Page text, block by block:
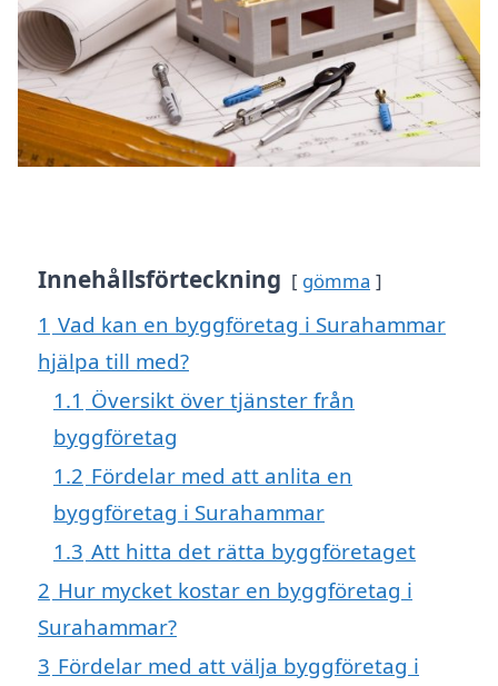
Innehållsförteckning gömma
1 Vad kan en byggföretag i Surahammar
hjälpa till med?
1.1 Översikt över tjänster från
byggföretag
1.2 Fördelar med att anlita en
byggföretag i Surahammar
1.3 Att hitta det rätta byggföretaget
2 Hur mycket kostar en byggföretag i
Surahammar?
3 Fördelar med att välja byggföretag i